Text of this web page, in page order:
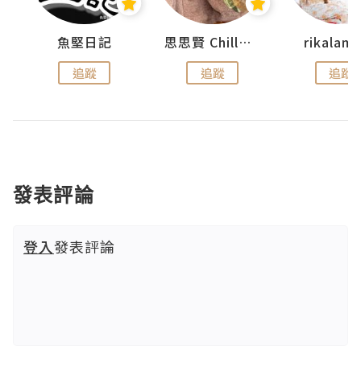
魚堅日記
追蹤
思思賢 ChillMyBabe
追蹤 追蹤
發表評論
登入發表評論